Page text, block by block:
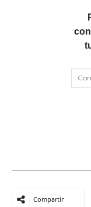
Compartir